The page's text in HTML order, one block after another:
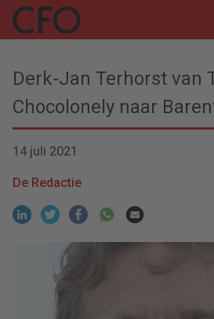
Derk-Jan Terhorst van
Chocolonely naar
14 juli 2021
De Redactie